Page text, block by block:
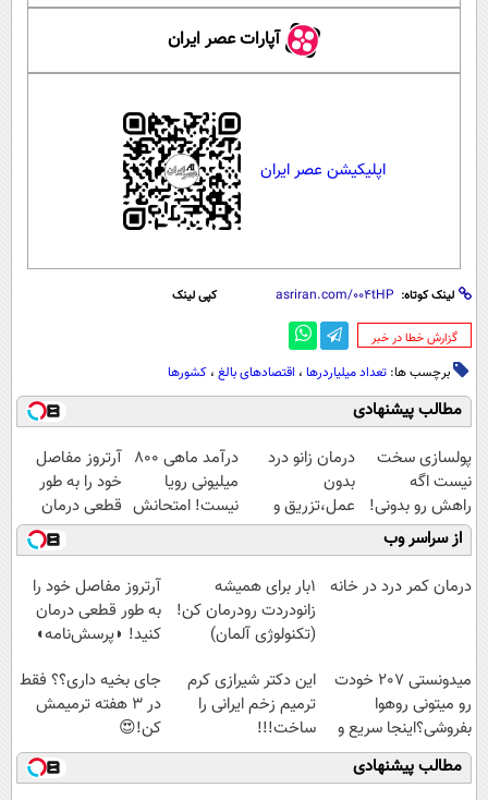
آپارات عصر ایران
اپلیکیشن عصر ایران
لینک کوتاه: کپی لینک
‌گزارش خطا در خبر
برچسب ها: تعداد میلیاردرها ، اقتصادهای بالغ ، کشورها
مطالب پیشنهادی
پولسازی سخت
نیست اگه
راهش رو بدونی!
" دوره رایگان "
درمان زانو درد
بدون
عمل،تزریق و
دارو
(◂پرسش‌نامه)
درآمد ماهی 800
میلیونی رویا
نیست! امتحانش
مجانیه😉
آرتروز مفاصل
خود را به طور
قطعی درمان
کنید!
◗پرسش‌نامه◖
از سراسر وب
درمان کمر درد در خانه
1بار برای همیشه
زانودردت رودرمان کن!
(تکنولوژی آلمان)
آرتروز مفاصل خود را
به طور قطعی درمان
کنید! ◗پرسش‌نامه◖
میدونستی 207 خودت
رو میتونی روهوا
بفروشی؟اینجا سریع و
راحت بفروش
این دکتر شیرازی کرم
ترمیم زخم ایرانی را
ساخت!!!
جای بخیه داری؟؟ فقط
در 3 هفته ترمیمش
کن!😍
مطالب پیشنهادی